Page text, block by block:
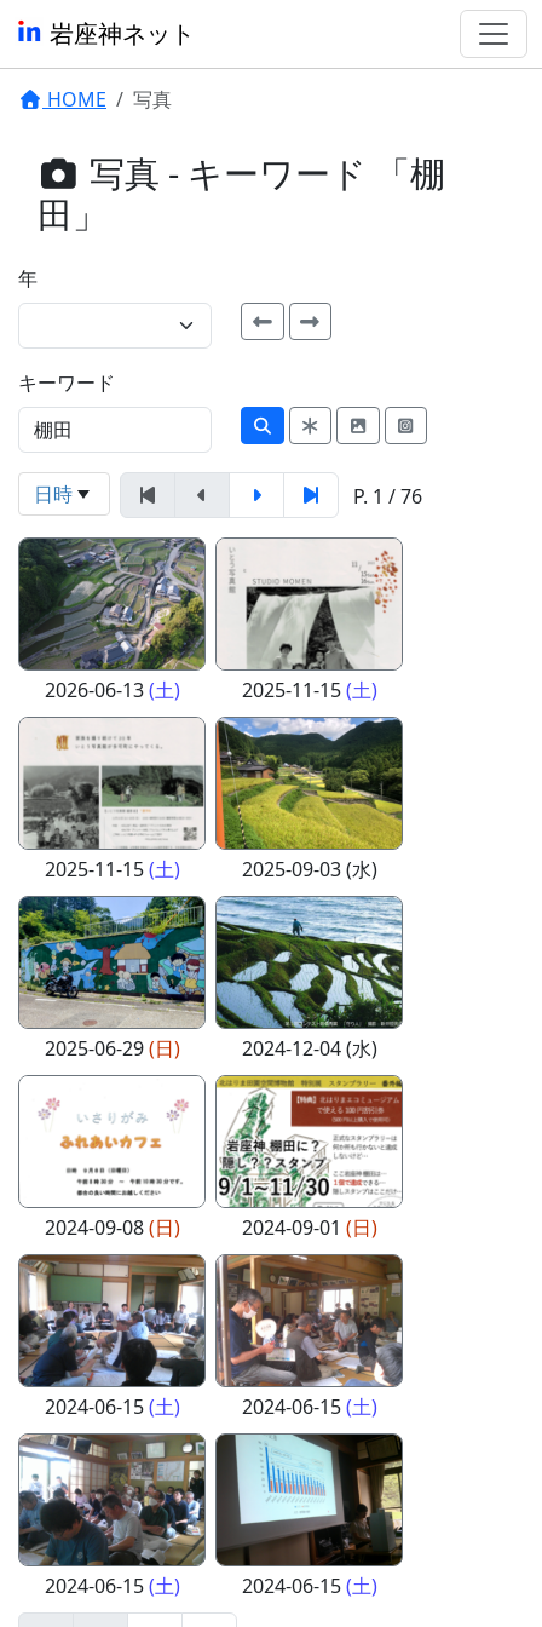
岩座神ネット
HOME 写真
写真 - キーワード 「棚
田」
年
キーワード
日時 P. 1 / 76
2026-06-13(土) 2025-11-15(土)
2025-11-15(土) 2025-09-03 (水)
2025-06-29(日) 2024-12-04 (水)
2024-09-08(日) 2024-09-01 (日)
2024-06-15(土) 2024-06-15(土)
2024-06-15(土) 2024-06-15(土)